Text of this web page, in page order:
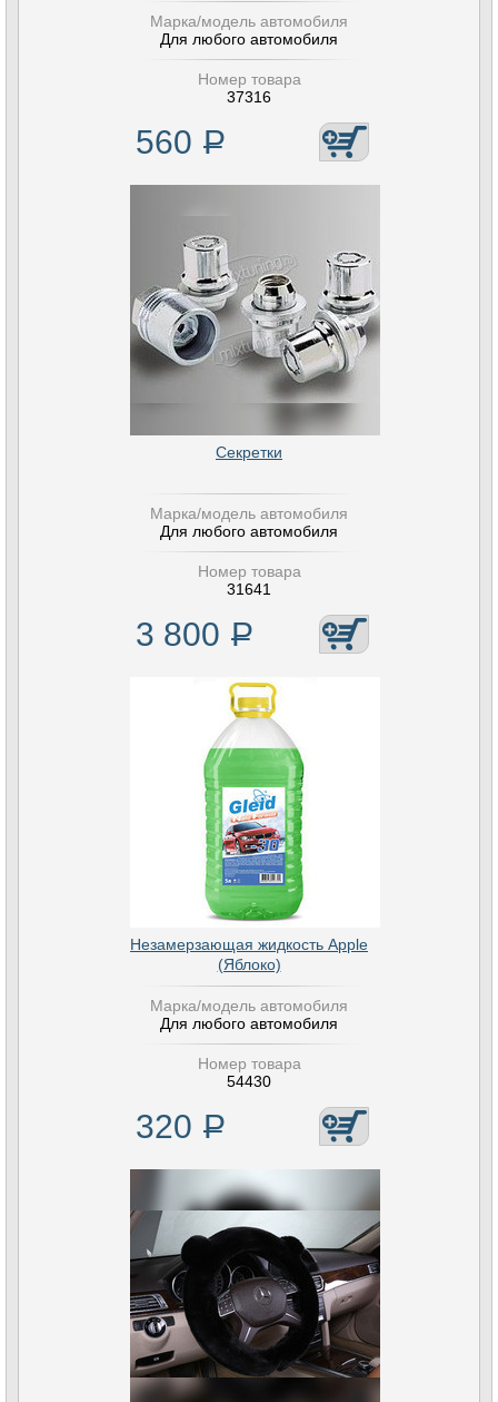
Марка/модель автомобиля
Для любого автомобиля
Номер товара
37316
560 Р
Секретки
Марка/модель автомобиля
Для любого автомобиля
Номер товара
31641
3 800 Р
Незамерзающая жидкость Apple
(Яблоко)
Марка/модель автомобиля
Для любого автомобиля
Номер товара
54430
320 Р